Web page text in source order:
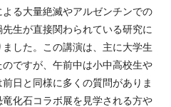
る大量絶滅やアルゼンチンでの
生が直接関わられている研究に
した。この講演は、主に大学生
ですが、午前中は小中高校生や
日と同様に多くの質問がありま
化石コラボ展を見学される方や